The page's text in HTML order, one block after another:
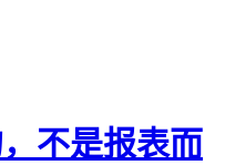
不是报表而